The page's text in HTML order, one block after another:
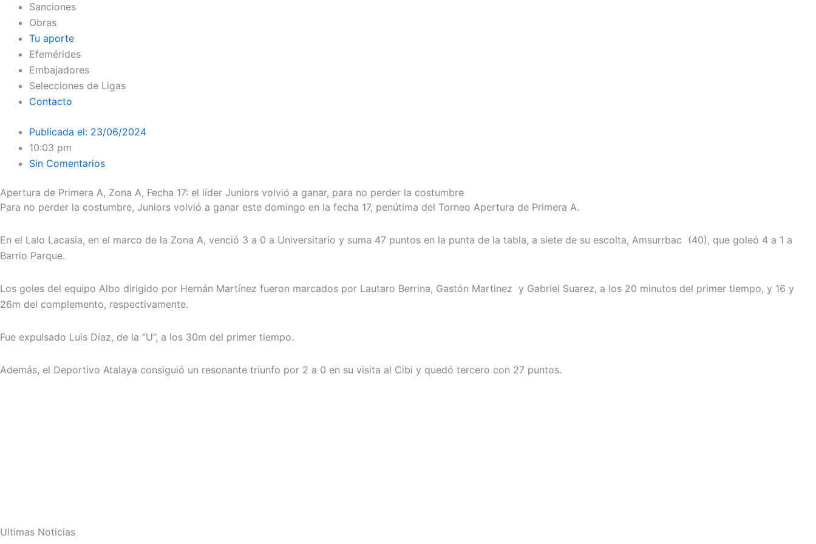
Sanciones
Obras
Tu aporte
Efemérides
Embajadores
Selecciones de Ligas
Contacto
Publicada el: 23/06/2024
10:03 pm
Sin Comentarios
Apertura de Primera A, Zona A, Fecha 17: el líder Juniors volvió a ganar, para no perder la costumbre
Para no perder la costumbre, Juniors volvió a ganar este domingo en la fecha 17, penútima del Torneo Apertura de Primera A.
En el Lalo Lacasia, en el marco de la Zona A, venció 3 a 0 a Universitario y suma 47 puntos en la punta de la tabla, a siete de su escolta, Amsurrbac (40), que goleó 4 a 1 a
Barrio Parque.
Los goles del equipo Albo dirigido por Hernán Martínez fueron marcados por Lautaro Berrina, Gastón Martinez y Gabriel Suarez, a los 20 minutos del primer tiempo, y 16 y
26m del complemento, respectivamente.
Fue expulsado Luis Díaz, de la “U”, a los 30m del primer tiempo.
Además, el Deportivo Atalaya consiguió un resonante triunfo por 2 a 0 en su visita al Cibi y quedó tercero con 27 puntos.
Ultimas Noticias